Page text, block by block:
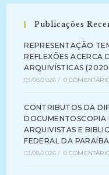
Publicações
REPRESENTAÇÃO
REFLEXÕES ACERCA
ARQUIVÍSTICAS
03/08/2026 / 0
CONTRIBUTOS DA
DOCUMENTOSCOPIA
ARQUIVISTAS E
FEDERAL DA
03/08/2026 / 0